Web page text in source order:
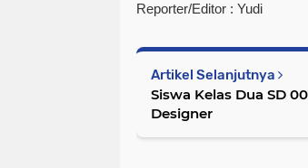
Reporter/Editor : Yudi
Artikel Selanjutnya
Siswa Kelas Dua SD 001
Designer